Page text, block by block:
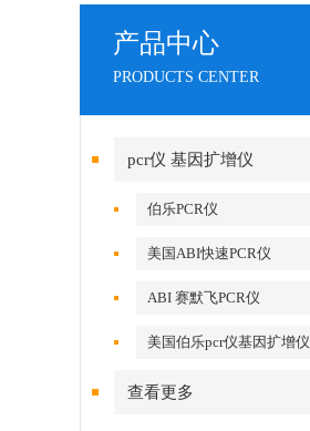
产品中心
PRODUCTS CENTER
pcr仪 基因扩增仪
伯乐PCR仪
美国ABI快速PCR仪
ABI 赛默飞PCR仪
美国伯乐pcr仪基因扩增仪
查看更多